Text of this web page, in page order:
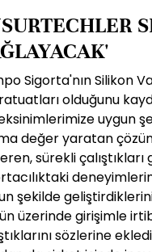
Sigorta'nın Silikon
olduğunu
uygun
değer yaratan
sürekli
şekilde
üzerinde girişimle
sözlerine